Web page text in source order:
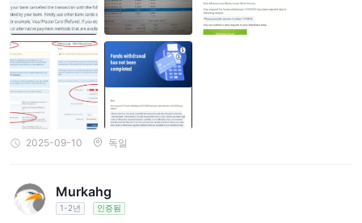
2025-09-10 독일
Murkahg
1-2년 인증됨